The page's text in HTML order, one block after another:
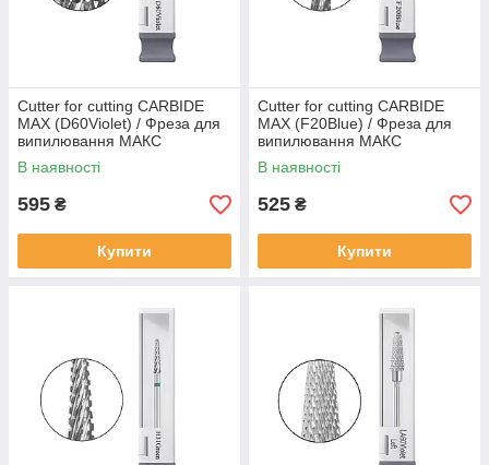
Cutter for cutting CARBIDE
MAX (D60Violet) / Фреза для
випилювання МАКС
(D60Фіолетова)
В наявності
595 ₴
Купити
Cutter for cutting CARBIDE
MAX (F20Blue) / Фреза для
випилювання МАКС
(F20Синя)
В наявності
525 ₴
Купити